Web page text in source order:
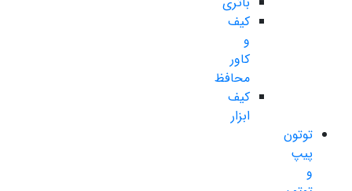
کیف
و
کاور
محافظ
کیف
ابزار
توتون
پیپ
و